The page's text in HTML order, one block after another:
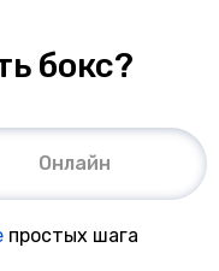
бокс?
Онлайн
простых шага